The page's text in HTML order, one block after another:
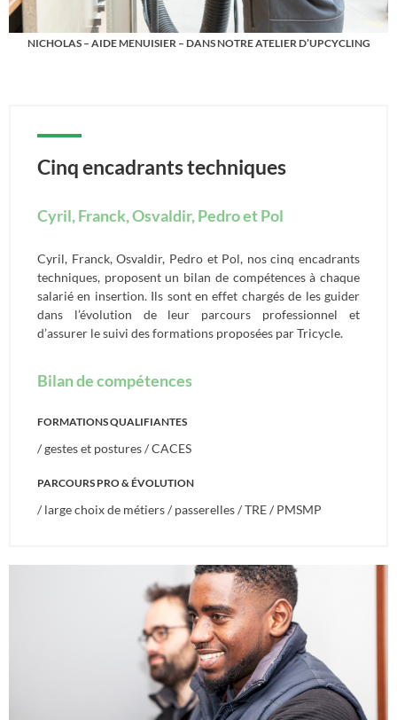
NICHOLAS – AIDE MENUISIER – DANS NOTRE ATELIER D’UPCYCLING
Cinq encadrants techniques
Cyril, Franck, Osvaldir, Pedro et Pol
Cyril, Franck, Osvaldir, Pedro et Pol, nos cinq encadrants
techniques, proposent un bilan de compétences à chaque
salarié en insertion. Ils sont en effet chargés de les guider
dans l’évolution de leur parcours professionnel et
d’assurer le suivi des formations proposées par Tricycle.
Bilan de compétences
FORMATIONS QUALIFIANTES
/ gestes et postures / CACES
PARCOURS PRO & ÉVOLUTION
/ large choix de métiers / passerelles / TRE / PMSMP